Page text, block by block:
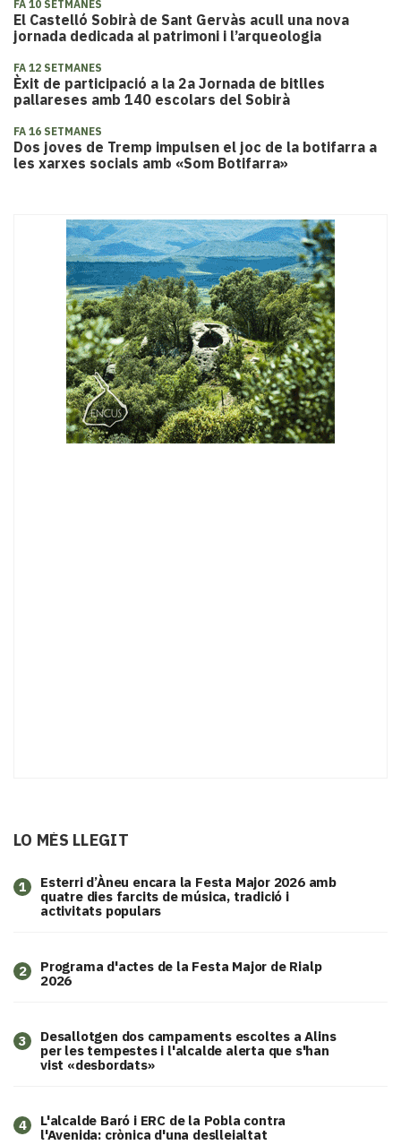
FA 10 SETMANES
El Castelló Sobirà de Sant Gervàs acull una nova
jornada dedicada al patrimoni i l’arqueologia
FA 12 SETMANES
Èxit de participació a la 2a Jornada de bitlles
pallareses amb 140 escolars del Sobirà
FA 16 SETMANES
Dos joves de Tremp impulsen el joc de la botifarra a
les xarxes socials amb «Som Botifarra»
LO MÉS LLEGIT
1
Esterri d’Àneu encara la Festa Major 2026 amb
quatre dies farcits de música, tradició i
activitats populars
2
Programa d'actes de la Festa Major de Rialp
2026
3
​Desallotgen dos campaments escoltes a Alins
per les tempestes i l'alcalde alerta que s'han
vist «desbordats»
4
L'alcalde Baró i ERC de la Pobla contra
l'Avenida: crònica d'una deslleialtat